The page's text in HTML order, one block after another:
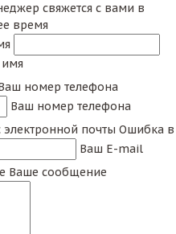
свяжется с вами в
время
номер телефона
Ваш номер телефона
почты Ошибка в
Ваш E-mail
Ваше сообщение